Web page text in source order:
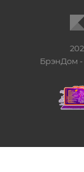
БрэнДом